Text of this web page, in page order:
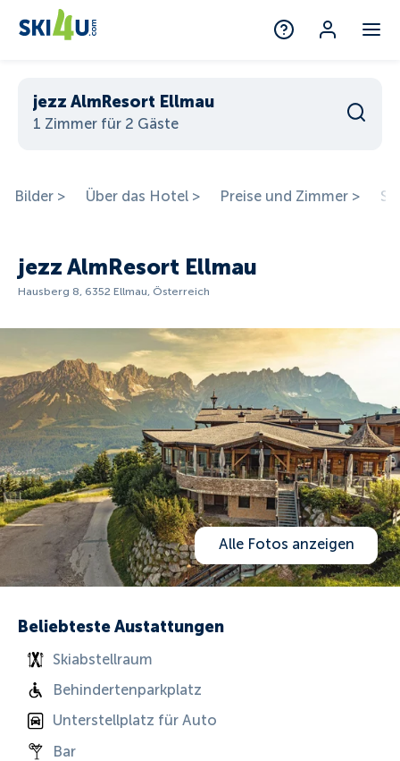
jezz AlmResort Ellmau
1 Zimmer für 2 Gäste
Bilder > Über das Hotel > Preise und Zimmer >
jezz AlmResort Ellmau
Hausberg 8, 6352 Ellmau, Österreich
Alle Fotos anzeigen
Beliebteste Austattungen
Skiabstellraum
Behindertenparkplatz
Unterstellplatz für Auto
Bar